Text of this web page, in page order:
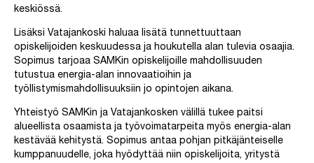
keskiössä.
Lisäksi Vatajankoski haluaa lisätä tunnettuuttaan
opiskelijoiden keskuudessa ja houkutella alan tulevia osaajia.
Sopimus tarjoaa SAMKin opiskelijoille mahdollisuuden
tutustua energia-alan innovaatioihin ja
työllistymismahdollisuuksiin jo opintojen aikana.
Yhteistyö SAMKin ja Vatajankosken välillä tukee paitsi
alueellista osaamista ja työvoimatarpeita myös energia-alan
kestävää kehitystä. Sopimus antaa pohjan pitkäjänteiselle
kumppanuudelle, joka hyödyttää niin opiskelijoita, yritystä